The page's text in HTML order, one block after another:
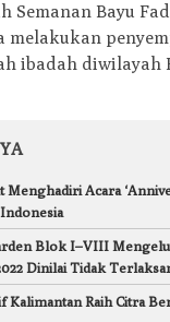
Semanan Bayu
melakukan
ibadah diwilayah
Menghadiri Acara
Indonesia
Blok I–VIII
Dinilai Tidak
Kalimantan Raih Citra